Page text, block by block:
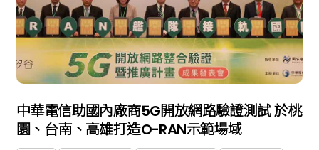
中華電信助國內廠商5G開放網路驗證測試 於桃
園、台南、高雄打造O-RAN示範場域